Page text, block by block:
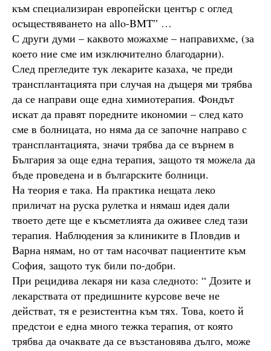
към специализиран европейски център с оглед
осъществяването на allo-BMT” …
С други думи – каквото можахме – направихмe, (за
което ние сме им изключително благодарни).
След прегледите тук лекарите казаха, че преди
трансплантацията при случая на дъщеря ми трябва
да се направи още една химиотерапия. Фондът
искат да правят поредните икономии – след като
сме в болницата, но няма да се започне направо с
трансплантацията, значи трябва да се върнем в
България за още една терапия, защото тя можела да
бъде проведена и в българските болници.
На теория е така. На практика нещата леко
приличат на руска рулетка и нямаш идея дали
твоето дете ще е късметлията да оживее след тази
терапия. Наблюдения за клиниките в Пловдив и
Варна нямам, но от там насочват пациентите към
София, защото тук били по-добри.
При рецидива лекаря ни каза следното: “ Дозите и
лекарствата от предишните курсове вече не
действат, тя е резистентна към тях. Това, което й
предстои е една много тежка терапия, от която
трябва да очаквате да се възстановява дълго, може